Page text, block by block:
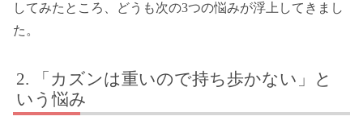
してみたところ、どうも次の3つの悩みが浮上してきまし
た。
「カズンは重いので持ち歩かない」と
いう悩み